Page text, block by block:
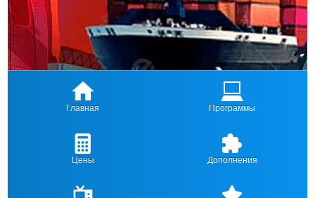
Главная Программы
Цены Дополнения